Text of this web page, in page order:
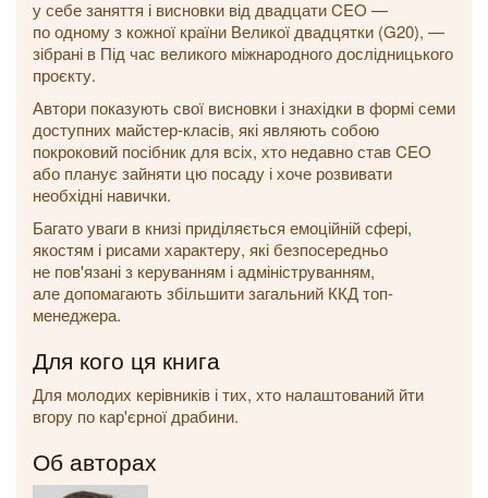
у себе заняття і висновки від двадцати CEO —
по одному з кожної країни Великої двадцятки (G20), —
зібрані в Під час великого міжнародного дослідницького
проєкту.
Автори показують свої висновки і знахідки в формі семи
доступних майстер-класів, які являють собою
покроковий посібник для всіх, хто недавно став CEO
або планує зайняти цю посаду і хоче розвивати
необхідні навички.
Багато уваги в книзі приділяється емоційній сфері,
якостям і рисами характеру, які безпосередньо
не пов'язані з керуванням і адмініструванням,
але допомагають збільшити загальний ККД топ-
менеджера.
Для кого ця книга
Для молодих керівників і тих, хто налаштований йти
вгору по кар'єрної драбини.
Об авторах